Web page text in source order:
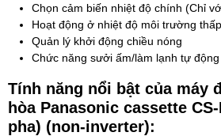
Chọn cảm biến nhiệt độ chính (Chỉ
Hoạt động ở nhiệt độ môi trường thấp
Quản lý khởi động chiều nóng
Chức năng sưởi ấm/làm lạnh tự động
Tính năng nổi bật của máy
hòa Panasonic cassette
pha) (non-inverter):